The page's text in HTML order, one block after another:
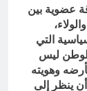
عضوية بين
التي
للوطن ليس
وهويته
ينظر إلى